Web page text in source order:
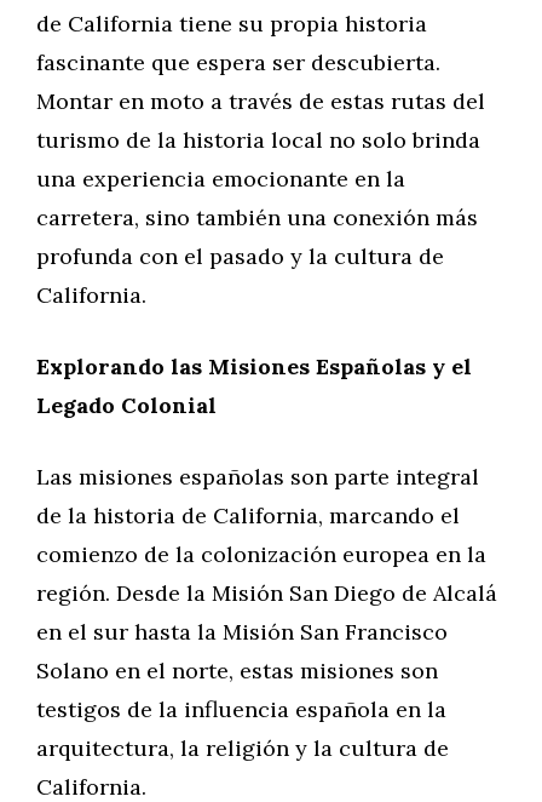
de California tiene su propia historia
fascinante que espera ser descubierta.
Montar en moto a través de estas rutas del
turismo de la historia local no solo brinda
una experiencia emocionante en la
carretera, sino también una conexión más
profunda con el pasado y la cultura de
California.
Explorando las Misiones Españolas y el
Legado Colonial
Las misiones españolas son parte integral
de la historia de California, marcando el
comienzo de la colonización europea en la
región. Desde la Misión San Diego de Alcalá
en el sur hasta la Misión San Francisco
Solano en el norte, estas misiones son
testigos de la influencia española en la
arquitectura, la religión y la cultura de
California.